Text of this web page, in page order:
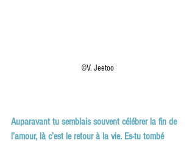
©V. Jeetoo
Auparavant tu semblais souvent célébrer la fin de
l’amour, là c’est le retour à la vie. Es-tu tombé